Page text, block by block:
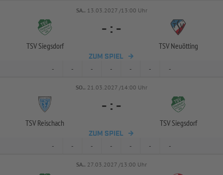
SA.. 13.03.2027 /13:00 Uhr
TSV Siegsdorf
- : -
TSV Neuötting
ZUM SPIEL
- - - - - - -
SO.. 21.03.2027 /14:00 Uhr
TSV Reischach
- : -
TSV Siegsdorf
ZUM SPIEL
- - - - - - -
SA.. 27.03.2027 /13:00 Uhr